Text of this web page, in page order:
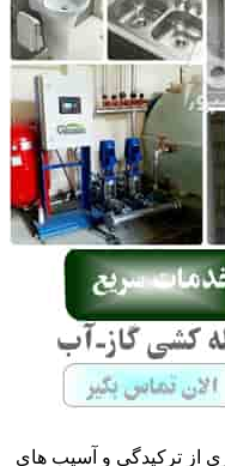
از ترکیدگی و آسیب های